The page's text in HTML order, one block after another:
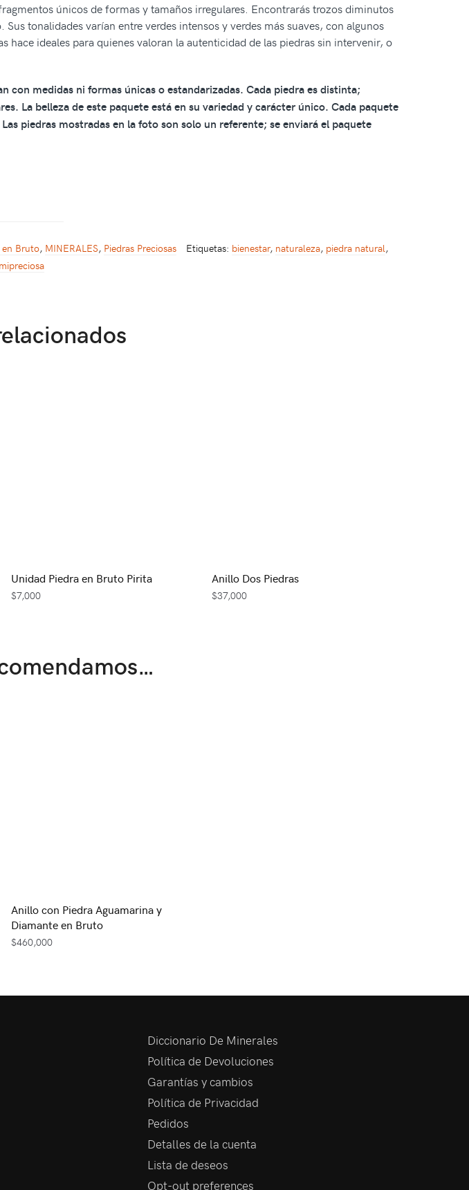
únicos de formas y tamaños irregulares. Encontrarás trozos diminutos
tonalidades varían entre verdes intensos y verdes más suaves, con algunos
hace ideales para quienes valoran la autenticidad de las piedras sin intervenir, o
con medidas ni formas únicas o estandarizadas. Cada piedra es distinta;
La belleza de este paquete está en su variedad y carácter único. Cada paquete
piedras mostradas en la foto son solo un referente; se enviará el paquete
en Bruto, MINERALES, Piedras Preciosas Etiquetas: bienestar, naturaleza, piedra natural,
Unidad Piedra en Bruto Pirita
$7,000
Anillo Dos Piedras
$37,000
Anillo con Piedra Aguamarina y
Diamante en Bruto
$460,000
Diccionario De Minerales
Política de Devoluciones
Garantías y cambios
Política de Privacidad
Pedidos
Detalles de la cuenta
Lista de deseos
Opt-out preferences